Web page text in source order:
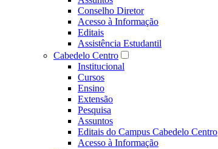
Conselho Diretor
Acesso à Informação
Editais
Assistência Estudantil
Cabedelo Centro
Institucional
Cursos
Ensino
Extensão
Pesquisa
Assuntos
Editais do Campus Cabedelo Centro
Acesso à Informação